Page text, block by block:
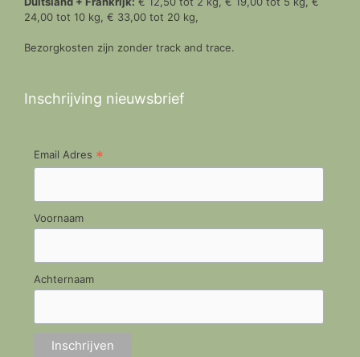
24,00 tot 10 kg, € 33,00 tot 20 kg,
Bezorgkosten zijn zonder track and trace.
Inschrijving nieuwsbrief
Email Adres *
Voornaam
Achternaam